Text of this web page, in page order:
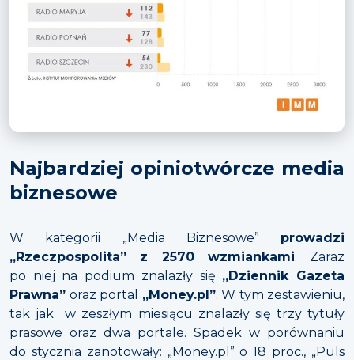
Najbardziej opiniotwórcze media
biznesowe
W kategorii „Media Biznesowe” prowadzi
„Rzeczpospolita” z 2570 wzmiankami. Zaraz
po niej na podium znalazły się „Dziennik Gazeta
Prawna” oraz portal „Money.pl”. W tym zestawieniu,
tak jak w zeszłym miesiącu znalazły się trzy tytuły
prasowe oraz dwa portale. Spadek w porównaniu
do stycznia zanotowały: „Money.pl” o 18 proc., „Puls